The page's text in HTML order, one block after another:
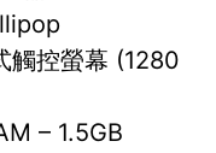
觸控螢幕 (1280
– 1.5GB